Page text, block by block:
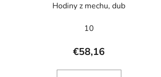
Hodiny z mechu, dub
10
€58,16